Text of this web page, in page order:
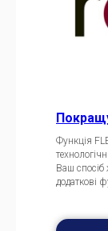
Функція
Ваш спосіб
додаткові